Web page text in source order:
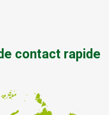
contact rapide